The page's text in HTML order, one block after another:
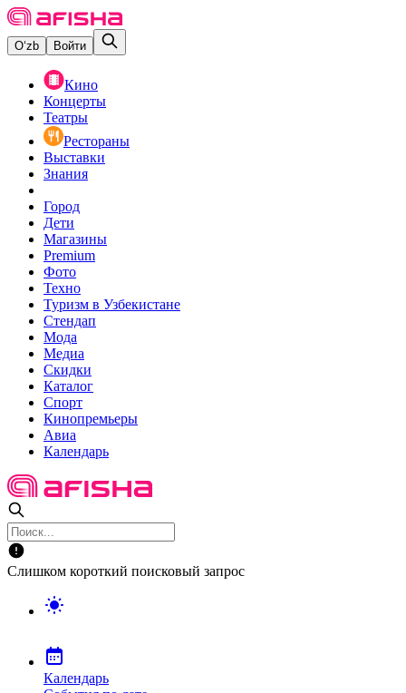
O‘zb Войти
Кино
Концерты
Театры
Рестораны
Выставки
Знания
Город
Дети
Магазины
Premium
Фото
Техно
Туризм в Узбекистане
Стендап
Мода
Медиа
Скидки
Каталог
Спорт
Кинопремьеры
Авиа
Календарь
Слишком короткий поисковый запрос
Календарь